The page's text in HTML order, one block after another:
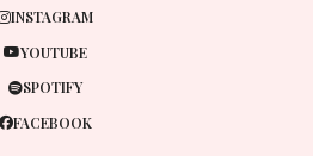
INSTAGRAM
YOUTUBE
SPOTIFY
FACEBOOK